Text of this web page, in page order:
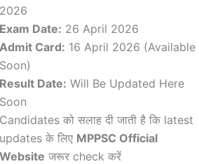
2026
Exam Date: 26 April 2026
Admit Card: 16 April 2026 (Available
Soon)
Result Date: Will Be Updated Here
Soon
Candidates को सलाह दी जाती है कि latest
updates के लिए MPPSC Official
Website जरूर check करें